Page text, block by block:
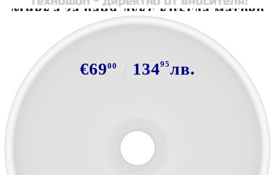
Мивка за баня лукс кръгла матово
бяла 32,5x14 см керамика
€6900 13495лв.
Време за доставка: 5 до 9 дни